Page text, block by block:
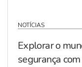
NOTÍCIAS
Explorar o
segurança